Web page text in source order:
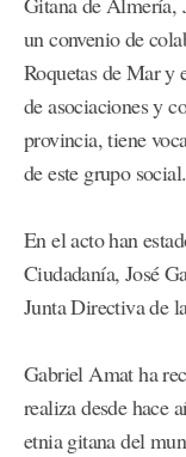
un convenio de
Roquetas de Mar y
de asociaciones y
provincia, tiene
de este grupo social.
En el acto han
Ciudadanía, José
Junta Directiva de
Gabriel Amat ha
realiza desde hace
etnia gitana del